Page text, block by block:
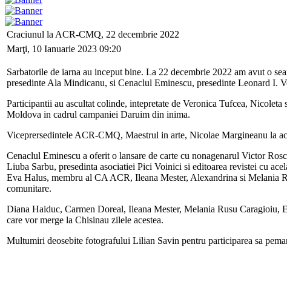
Craciunul la ACR-CMQ, 22 decembrie 2022
Marţi, 10 Ianuarie 2023 09:20
Sarbatorile de iarna au inceput bine. La 22 decembrie 2022 am avut o
presedinte Ala Mindicanu, si Cenaclul Eminescu, presedinte Leonard I.
Participantii au ascultat colinde, intepretate de Veronica Tufcea,
Moldova in cadrul campaniei Daruim din inima.
Viceprersedintele ACR-CMQ, Maestrul in arte, Nicolae Margineanu la
Cenaclul Eminescu a oferit o lansare de carte cu nonagenarul Victor
Liuba Sarbu, presedinta asociatiei Pici Voinici si editoarea revistei cu
Eva Halus, membru al CA ACR, Ileana Mester, Alexandrina si Melania
comunitare.
Diana Haiduc, Carmen Doreal, Ileana Mester, Melania Rusu
care vor merge la Chisinau zilele acestea.
Multumiri deosebite fotografului Lilian Savin pentru participarea sa